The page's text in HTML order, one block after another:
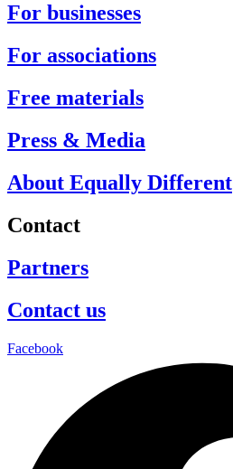
For businesses
For associations
Free materials
Press & Media
About Equally Different
Contact
Partners
Contact us
Facebook